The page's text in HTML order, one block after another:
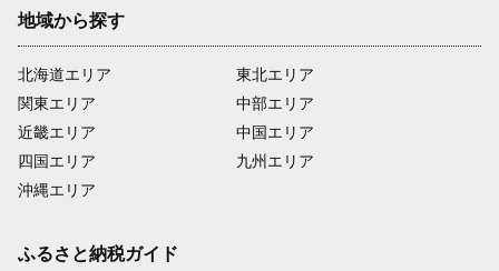
地域から探す
北海道エリア
関東エリア
近畿エリア
四国エリア
沖縄エリア
東北エリア
中部エリア
中国エリア
九州エリア
ふるさと納税ガイド